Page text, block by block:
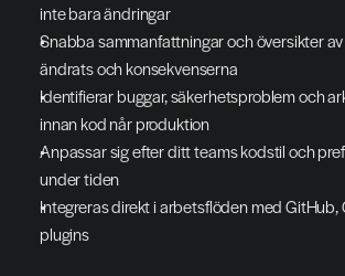
inte bara ändringar
Snabba sammanfattningar och översikter
ändrats och konsekvenserna
Identifierar buggar, säkerhetsproblem och
innan kod når produktion
Anpassar sig efter ditt teams kodstil och
under tiden
Integreras direkt i arbetsflöden med GitHub,
plugins